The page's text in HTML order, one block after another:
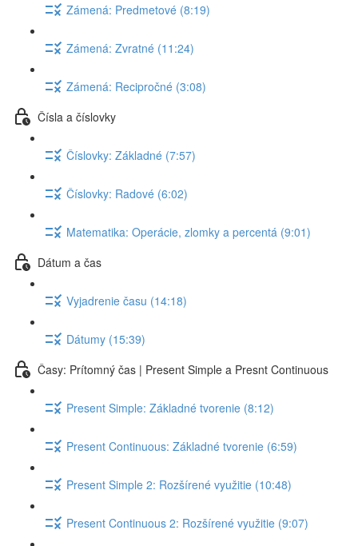
Zámená: Predmetové (8:19)
Zámená: Zvratné (11:24)
Zámená: Recipročné (3:08)
Čísla a číslovky
Číslovky: Základné (7:57)
Číslovky: Radové (6:02)
Matematika: Operácie, zlomky a percentá (9:01)
Dátum a čas
Vyjadrenie času (14:18)
Dátumy (15:39)
Časy: Prítomný čas | Present Simple a Presnt Continuous
Present Simple: Základné tvorenie (8:12)
Present Continuous: Základné tvorenie (6:59)
Present Simple 2: Rozšírené využitie (10:48)
Present Continuous 2: Rozšírené využitie (9:07)